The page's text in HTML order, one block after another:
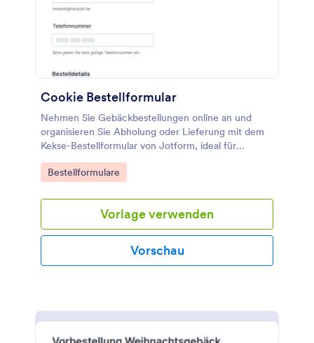
Cookie Bestellformular
Nehmen Sie Gebäckbestellungen online an und
organisieren Sie Abholung oder Lieferung mit dem
Kekse-Bestellformular von Jotform, ideal für
Bäckereien, Cafés, Vereine und private Backstuben.
Go to Category:
Bestellformulare
Vorlage verwenden
Vorschau